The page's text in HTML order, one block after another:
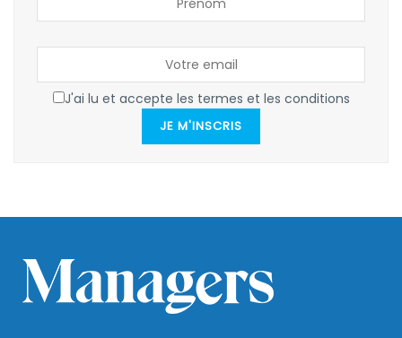
J'ai lu et accepte les termes et les conditions
JE M'INSCRIS